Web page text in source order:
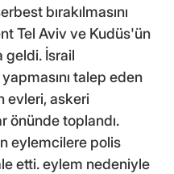
bırakılmasını
Tel Aviv ve Kudüs'ün
geldi. İsrail
talep eden
evleri, askeri
önünde toplandı.
eylemcilere polis
etti. eylem nedeniyle